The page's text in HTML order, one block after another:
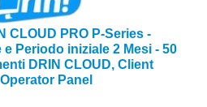
CLOUD PRO P-Series -
Periodo iniziale 2 Mesi - 50
DRIN CLOUD, Client
Panel